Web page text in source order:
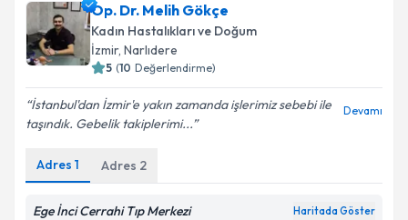
almanız için bir takvim hazırlandığında e-posta ile
bilgilendireceğiz.
E-posta Adresiniz
Metni 'ni okudum ve kişisel verilerimin belirtilen
Op. Dr. Melih Gökçe
Kadın Hastalıkları ve Doğum
İzmir, Narlıdere
5 (10 Değerlendirme)
İstanbul'dan İzmir'e yakın zamanda işlerimiz sebebi ile
taşındık. Gebelik takiplerimi...
Devamı
Adres 1 Adres 2
Ege İnci Cerrahi Tıp Merkezi Haritada Göster